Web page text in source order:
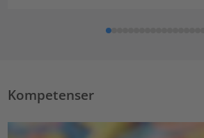
Kompetenser